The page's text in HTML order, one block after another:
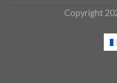
Copyright